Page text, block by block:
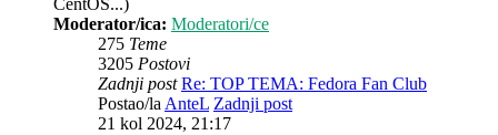
CentOS...)
Moderator/ica: Moderatori/ce
275 Teme
3205 Postovi
Zadnji post Re: TOP TEMA: Fedora Fan Club
Postao/laAnteL Zadnji post
21 kol 2024, 21:17